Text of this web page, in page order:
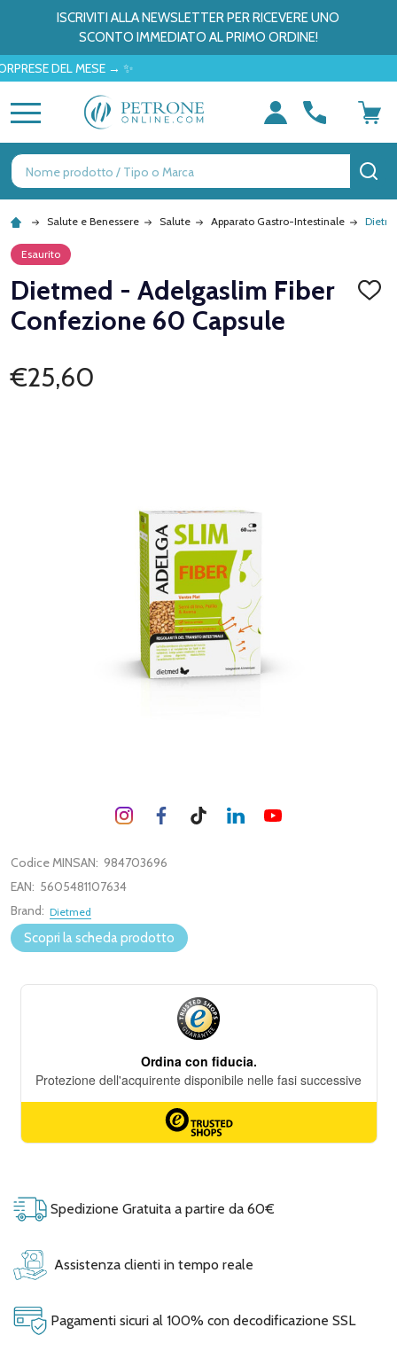
ISCRIVITI ALLA NEWSLETTER PER RICEVERE UNO
SCONTO IMMEDIATO AL PRIMO ORDINE!
DEL MESE → ✨
Ricerca
Salute e Benessere Salute Apparato Gastro-Intestinale
Esaurito
Dietmed - Adelgaslim Fiber
Confezione 60 Capsule
€25,60
Codice MINSAN: 984703696
EAN: 5605481107634
Brand: Dietmed
Scopri la scheda prodotto
Spedizione Gratuita a partire da 60€
Assistenza clienti in tempo reale
Pagamenti sicuri al 100% con decodificazione SSL